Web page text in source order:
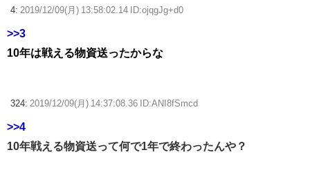
4: 2019/12/09(月) 13:58:02.14 ID:ojqgJg+d0
>>3
10年は戦える物資送ったからな
324: 2019/12/09(月) 14:37:08.36 ID:ANI8fSmcd
>>4
10年戦える物資送って何で1年で終わったんや？